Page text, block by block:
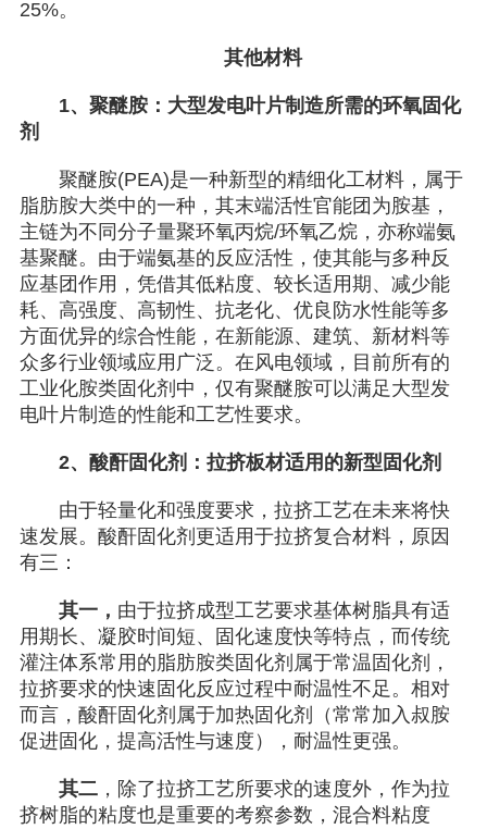
25%。
其他材料
1、聚醚胺：大型发电叶片制造所需的环氧固化
剂
聚醚胺(PEA)是一种新型的精细化工材料，属于
脂肪胺大类中的一种，其末端活性官能团为胺基，
主链为不同分子量聚环氧丙烷/环氧乙烷，亦称端氨
基聚醚。由于端氨基的反应活性，使其能与多种反
应基团作用，凭借其低粘度、较长适用期、减少能
耗、高强度、高韧性、抗老化、优良防水性能等多
方面优异的综合性能，在新能源、建筑、新材料等
众多行业领域应用广泛。在风电领域，目前所有的
工业化胺类固化剂中，仅有聚醚胺可以满足大型发
电叶片制造的性能和工艺性要求。
2、酸酐固化剂：拉挤板材适用的新型固化剂
由于轻量化和强度要求，拉挤工艺在未来将快
速发展。酸酐固化剂更适用于拉挤复合材料，原因
有三：
其一， 由于拉挤成型工艺要求基体树脂具有适
用期长、凝胶时间短、固化速度快等特点，而传统
灌注体系常用的脂肪胺类固化剂属于常温固化剂，
拉挤要求的快速固化反应过程中耐温性不足。相对
而言，酸酐固化剂属于加热固化剂（常常加入叔胺
促进固化，提高活性与速度），耐温性更强。
其二 ，除了拉挤工艺所要求的速度外，作为拉
挤树脂的粘度也是重要的考察参数，混合料粘度